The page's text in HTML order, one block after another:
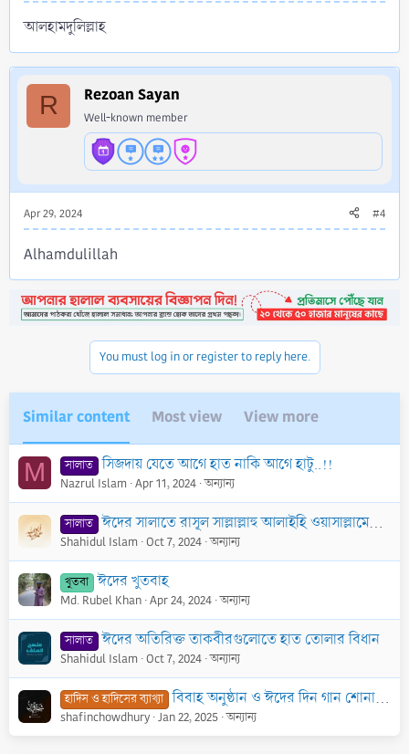
আলহামদুলিল্লাহ
R Rezoan Sayan
Well-known member
Apr 29, 2024 #4
Alhamdulillah
You must log in or register to reply here.
Similar content Most view View more
M সালাত সিজদায় যেতে আগে হাত নাকি আগে হাটু..!!
Nazrul Islam Apr 11, 2024 অন্যান্য
সালাত ঈদের সালাতে রাসূল সাল্লাল্লাহু আলাইহি ওয়াসাল্লামের দেখানো আদর্শ
Shahidul Islam Oct 7, 2024 অন্যান্য
খুতবা ঈদের খুতবাহ
Md. Rubel Khan Apr 24, 2024 অন্যান্য
সালাত ঈদের অতিরিক্ত তাকবীরগুলোতে হাত তোলার বিধান
Shahidul Islam Oct 7, 2024 অন্যান্য
হাদিস ও হাদিসের ব্যাখ্যা বিবাহ অনুষ্ঠান ও ঈদের দিন গান শোনা ও দফ বাজানোর বৈধতা
shafinchowdhury Jan 22, 2025 অন্যান্য